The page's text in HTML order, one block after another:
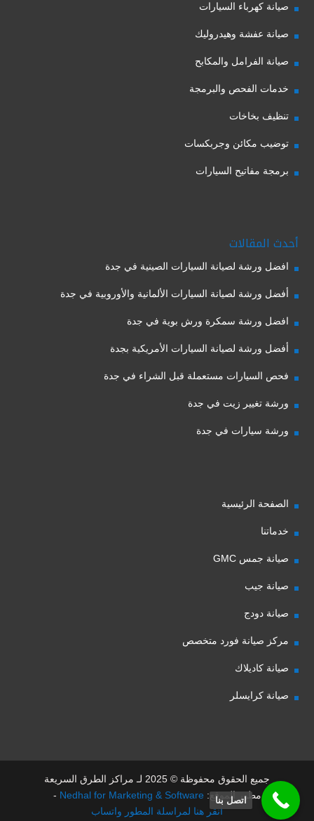
صيانة كهرباء السيارات
صيانة عفشة وهيدروليك
صيانة الفرامل والمكابح
خدمات الفحص والبرمجة
تنظيف بخاخات
توضيب مكائن وجربكسات
برمجة مفاتيح السيارات
أحدث المقالات
افضل ورشة لصيانة السيارات الصينية في جدة
أفضل ورشة لصيانة السيارات الألمانية والأوروبية في جدة
افضل ورشة سمكرة ورش بوية في جدة
أفضل ورشة لصيانة السيارات الأمريكية بجدة
فحص السيارات مستعملة قبل الشراء في جدة
ورشة تغيير زيت في جدة
ورشة سيارات في جدة
الصفحة الرئيسية
خدماتنا
صيانة جمس GMC
صيانة جيب
صيانة دودج
مركز صيانة فورد متخصص
صيانة كاديلاك
صيانة كرايسلر
جميع الحقوق محفوظة © 2025 لـ مراكز الطرق السريعة
مطور الموقع: Nedhal for Marketing & Software
-
انقر هنا لمراسلة المطور واتساب
اتصل بنا